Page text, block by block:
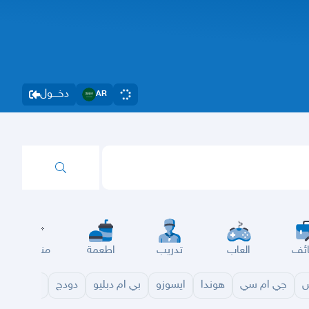
دخــــول AR
العاب تدريب اطعمة مناسبات
جي ام سي هوندا ايسوزو بي ام دبليو دودج